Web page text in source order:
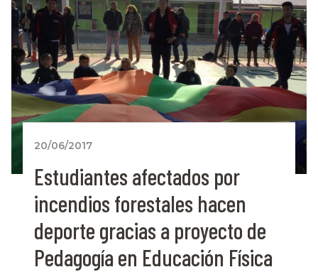
20/06/2017
Estudiantes afectados por
incendios forestales hacen
deporte gracias a proyecto de
Pedagogía en Educación Física